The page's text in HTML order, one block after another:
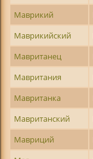
Маврикий
Маврикийский
Мавританец
Мавритания
Мавританка
Мавританский
Мавриций